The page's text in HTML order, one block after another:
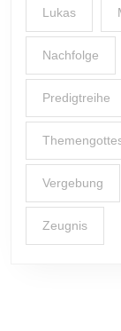
Lukas
Nachfolge
Predigtreihe
Vergebung
Zeugnis